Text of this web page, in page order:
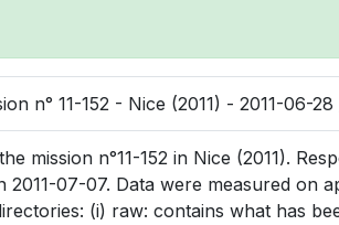
n° 11-152 - Nice (2011) - 2011-06-
mission n°11-152 in Nice (2011).
2011-07-07. Data were measured on
(i) raw: contains what has